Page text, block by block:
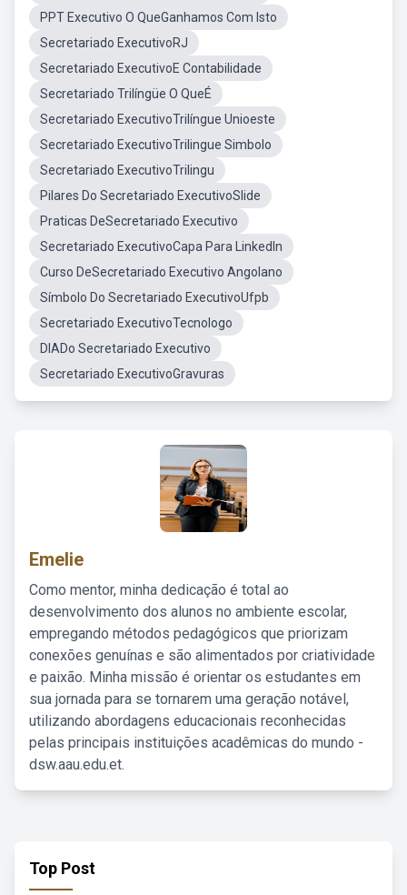
PPT Executivo O QueGanhamos Com Isto
Secretariado ExecutivoRJ
Secretariado ExecutivoE Contabilidade
Secretariado Trilíngüe O QueÉ
Secretariado ExecutivoTrilíngue Unioeste
Secretariado ExecutivoTrilingue Simbolo
Secretariado ExecutivoTrilingu
Pilares Do Secretariado ExecutivoSlide
Praticas DeSecretariado Executivo
Secretariado ExecutivoCapa Para LinkedIn
Curso DeSecretariado Executivo Angolano
Símbolo Do Secretariado ExecutivoUfpb
Secretariado ExecutivoTecnologo
DIADo Secretariado Executivo
Secretariado ExecutivoGravuras
Emelie
Como mentor, minha dedicação é total ao
desenvolvimento dos alunos no ambiente escolar,
empregando métodos pedagógicos que priorizam
conexões genuínas e são alimentados por criatividade
e paixão. Minha missão é orientar os estudantes em
sua jornada para se tornarem uma geração notável,
utilizando abordagens educacionais reconhecidas
pelas principais instituições acadêmicas do mundo -
dsw.aau.edu.et.
Top Post